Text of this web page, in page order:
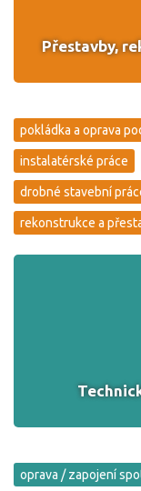
Přestavby,
pokládka a oprava
instalatérské práce
drobné stavební
rekonstrukce a
oprava / zapojení